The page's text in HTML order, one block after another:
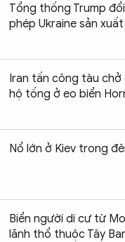
Tổng thống Trump
phép Ukraine sản
Iran tấn công tàu chở
hộ tống ở eo biển
Nổ lớn ở Kiev trong
Biển người di cư từ
lãnh thổ thuộc Tây